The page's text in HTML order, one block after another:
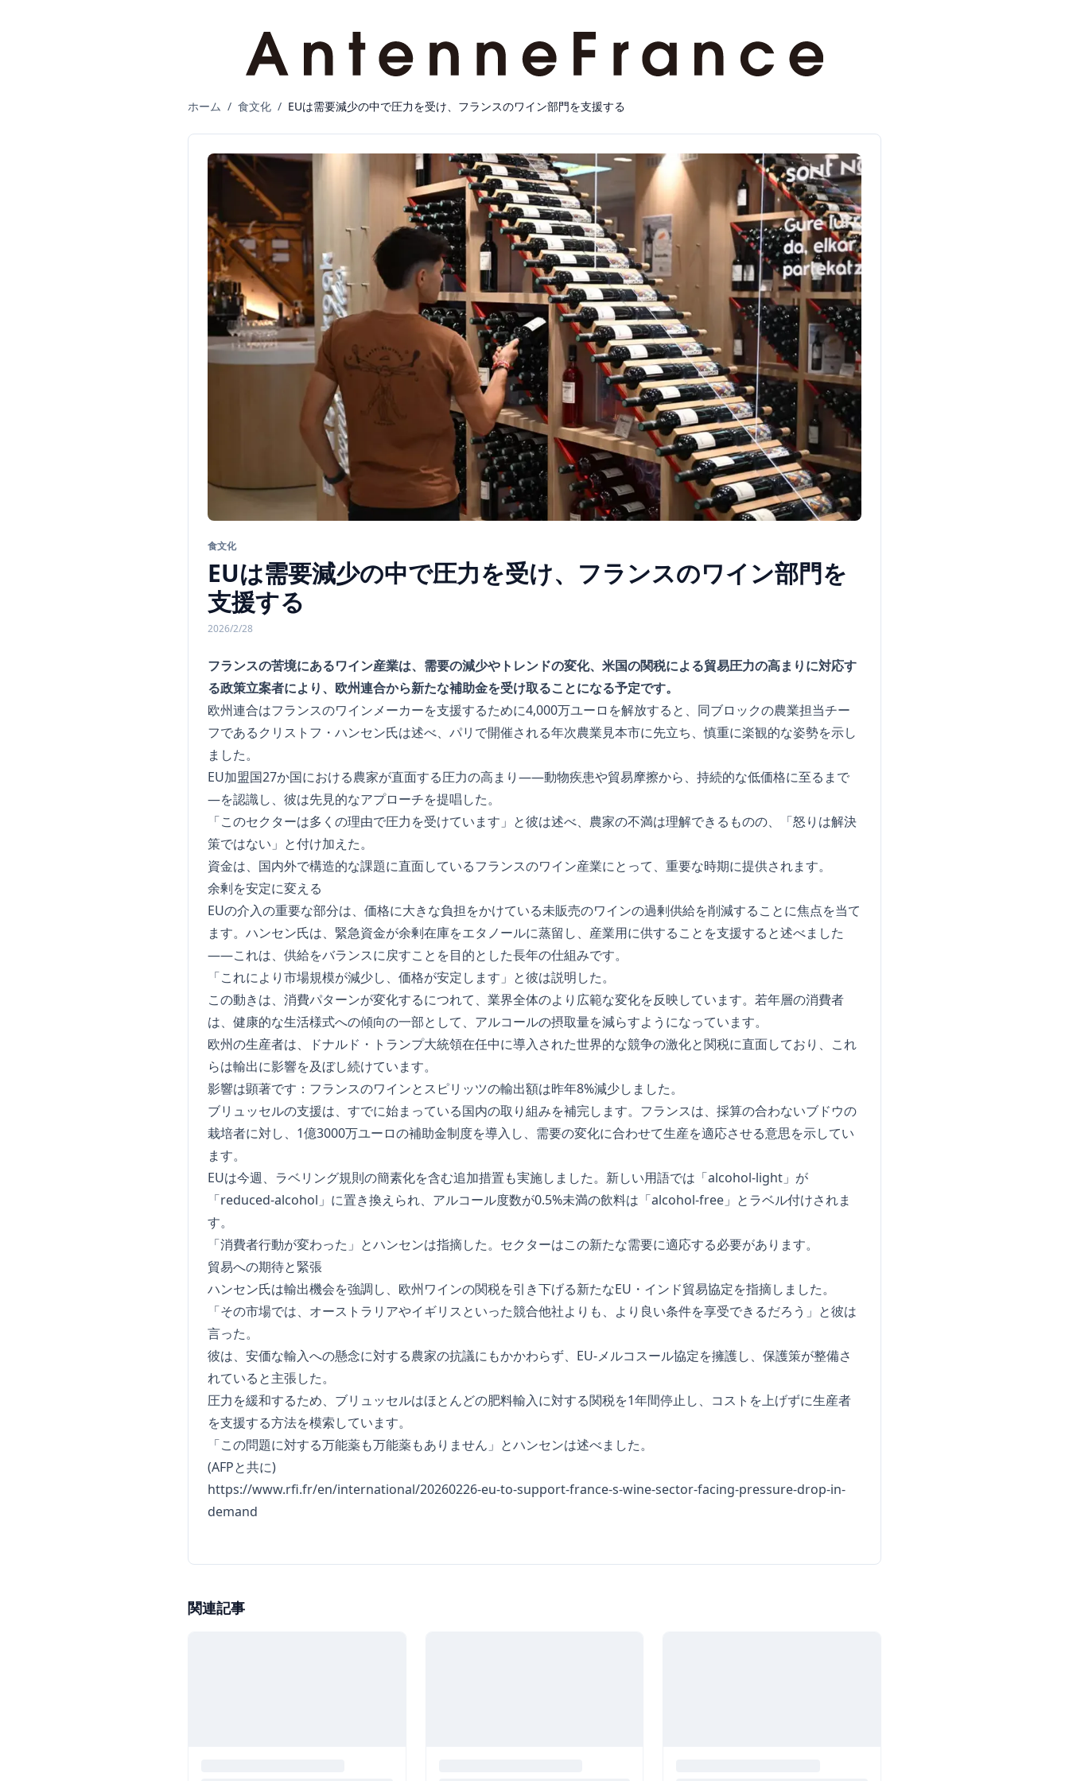
ホーム / 食文化 / EUは需要減少の中で圧力を受け、フランスのワイン部門を支援する
食文化
EUは需要減少の中で圧力を受け、フランスのワイン部門を
支援する
2026/2/28
フランスの苦境にあるワイン産業は、需要の減少やトレンドの変化、米国の関税による貿易圧力の高まりに対応す
る政策立案者により、欧州連合から新たな補助金を受け取ることになる予定です。
欧州連合はフランスのワインメーカーを支援するために4,000万ユーロを解放すると、同ブロックの農業担当チー
フであるクリストフ・ハンセン氏は述べ、パリで開催される年次農業見本市に先立ち、慎重に楽観的な姿勢を示し
ました。
EU加盟国27か国における農家が直面する圧力の高まり――動物疾患や貿易摩擦から、持続的な低価格に至るまで
―を認識し、彼は先見的なアプローチを提唱した。
「このセクターは多くの理由で圧力を受けています」と彼は述べ、農家の不満は理解できるものの、「怒りは解決
策ではない」と付け加えた。
資金は、国内外で構造的な課題に直面しているフランスのワイン産業にとって、重要な時期に提供されます。
余剰を安定に変える
EUの介入の重要な部分は、価格に大きな負担をかけている未販売のワインの過剰供給を削減することに焦点を当て
ます。ハンセン氏は、緊急資金が余剰在庫をエタノールに蒸留し、産業用に供することを支援すると述べました
――これは、供給をバランスに戻すことを目的とした長年の仕組みです。
「これにより市場規模が減少し、価格が安定します」と彼は説明した。
この動きは、消費パターンが変化するにつれて、業界全体のより広範な変化を反映しています。若年層の消費者
は、健康的な生活様式への傾向の一部として、アルコールの摂取量を減らすようになっています。
欧州の生産者は、ドナルド・トランプ大統領在任中に導入された世界的な競争の激化と関税に直面しており、これ
らは輸出に影響を及ぼし続けています。
影響は顕著です：フランスのワインとスピリッツの輸出額は昨年8%減少しました。
ブリュッセルの支援は、すでに始まっている国内の取り組みを補完します。フランスは、採算の合わないブドウの
栽培者に対し、1億3000万ユーロの補助金制度を導入し、需要の変化に合わせて生産を適応させる意思を示してい
ます。
EUは今週、ラベリング規則の簡素化を含む追加措置も実施しました。新しい用語では「alcohol-light」が
「reduced-alcohol」に置き換えられ、アルコール度数が0.5%未満の飲料は「alcohol-free」とラベル付けされま
す。
「消費者行動が変わった」とハンセンは指摘した。セクターはこの新たな需要に適応する必要があります。
貿易への期待と緊張
ハンセン氏は輸出機会を強調し、欧州ワインの関税を引き下げる新たなEU・インド貿易協定を指摘しました。
「その市場では、オーストラリアやイギリスといった競合他社よりも、より良い条件を享受できるだろう」と彼は
言った。
彼は、安価な輸入への懸念に対する農家の抗議にもかかわらず、EU‐メルコスール協定を擁護し、保護策が整備さ
れていると主張した。
圧力を緩和するため、ブリュッセルはほとんどの肥料輸入に対する関税を1年間停止し、コストを上げずに生産者
を支援する方法を模索しています。
「この問題に対する万能薬も万能薬もありません」とハンセンは述べました。
(AFPと共に)
https://www.rfi.fr/en/international/20260226-eu-to-support-france-s-wine-sector-facing-pressure-drop-in-
demand
関連記事